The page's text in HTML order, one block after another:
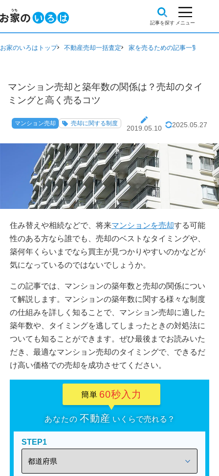
お家のいろはトップ 不動産売却一括査定 家を売るための記事一覧
マンション売却と築年数の関係は？売却のタイ
ミングと高く売るコツ
マンション売却 売却に関する制度
2019.05.10 2025.05.27
住み替えや相続などで、将来マンションを売却する可能
性のある方なら誰でも、売却のベストなタイミングや、
築何年くらいまでなら買主が見つかりやすいのかなどが
気になっているのではないでしょうか。
この記事では、マンションの築年数と売却の関係につい
て解説します。マンションの築年数に関する様々な制度
の仕組みを詳しく知ることで、マンション売却に適した
築年数や、タイミングを逃してしまったときの対処法に
ついても知ることができます。ぜひ最後までお読みいた
だき、最適なマンション売却のタイミングで、できるだ
け高い価格での売却を成功させてください。
簡単 60秒入力
あなたの 不動産 いくらで売れる？
STEP1